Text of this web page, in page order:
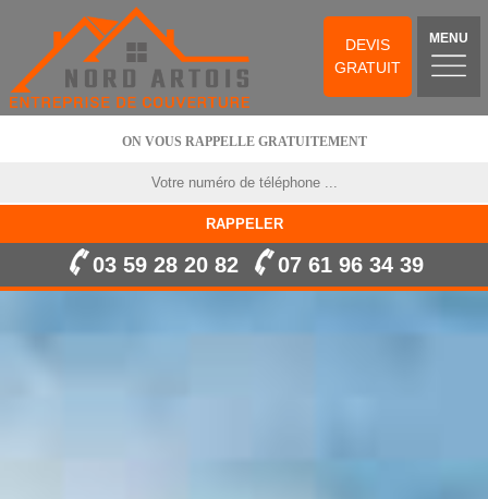
DEVIS
GRATUIT
MENU
ON VOUS RAPPELLE GRATUITEMENT
03 59 28 20 82 07 61 96 34 39